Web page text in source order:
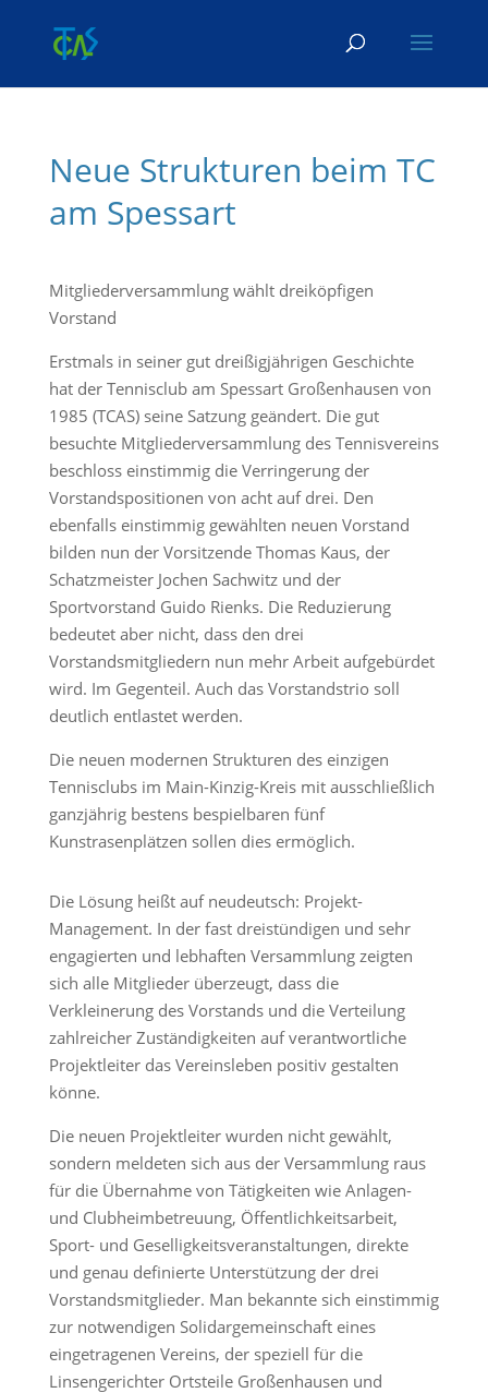
Skip To Content
Neue Strukturen beim TC
am Spessart
Mitgliederversammlung wählt dreiköpfigen
Vorstand
Erstmals in seiner gut dreißigjährigen Geschichte
hat der Tennisclub am Spessart Großenhausen von
1985 (TCAS) seine Satzung geändert. Die gut
besuchte Mitgliederversammlung des Tennisvereins
beschloss einstimmig die Verringerung der
Vorstandspositionen von acht auf drei. Den
ebenfalls einstimmig gewählten neuen Vorstand
bilden nun der Vorsitzende Thomas Kaus, der
Schatzmeister Jochen Sachwitz und der
Sportvorstand Guido Rienks. Die Reduzierung
bedeutet aber nicht, dass den drei
Vorstandsmitgliedern nun mehr Arbeit aufgebürdet
wird. Im Gegenteil. Auch das Vorstandstrio soll
deutlich entlastet werden.
Die neuen modernen Strukturen des einzigen
Tennisclubs im Main-Kinzig-Kreis mit ausschließlich
ganzjährig bestens bespielbaren fünf
Kunstrasenplätzen sollen dies ermöglich.
Die Lösung heißt auf neudeutsch: Projekt-
Management. In der fast dreistündigen und sehr
engagierten und lebhaften Versammlung zeigten
sich alle Mitglieder überzeugt, dass die
Verkleinerung des Vorstands und die Verteilung
zahlreicher Zuständigkeiten auf verantwortliche
Projektleiter das Vereinsleben positiv gestalten
könne.
Die neuen Projektleiter wurden nicht gewählt,
sondern meldeten sich aus der Versammlung raus
für die Übernahme von Tätigkeiten wie Anlagen-
und Clubheimbetreuung, Öffentlichkeitsarbeit,
Sport- und Geselligkeitsveranstaltungen, direkte
und genau definierte Unterstützung der drei
Vorstandsmitglieder. Man bekannte sich einstimmig
zur notwendigen Solidargemeinschaft eines
eingetragenen Vereins, der speziell für die
Linsengerichter Ortsteile Großenhausen und